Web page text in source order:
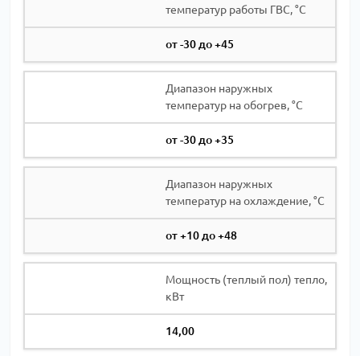
температур работы ГВС, °С
от -30 до +45
Диапазон наружных
температур на обогрев, °С
от -30 до +35
Диапазон наружных
температур на охлаждение, °С
от +10 до +48
Мощность (теплый пол) тепло,
кВт
14,00